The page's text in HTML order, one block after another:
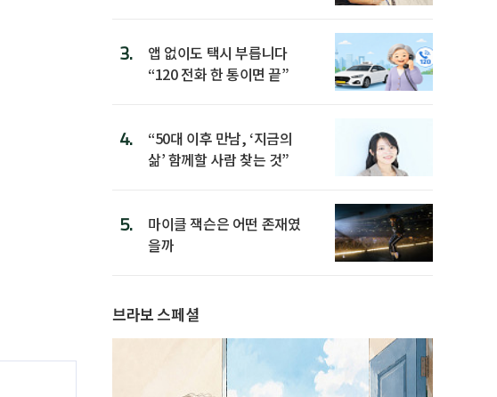
3.
앱 없이도 택시 부릅니다
“120 전화 한 통이면 끝”
4.
“50대 이후 만남, ‘지금의
삶’ 함께할 사람 찾는 것”
5.
마이클 잭슨은 어떤 존재였
을까
브라보 스페셜